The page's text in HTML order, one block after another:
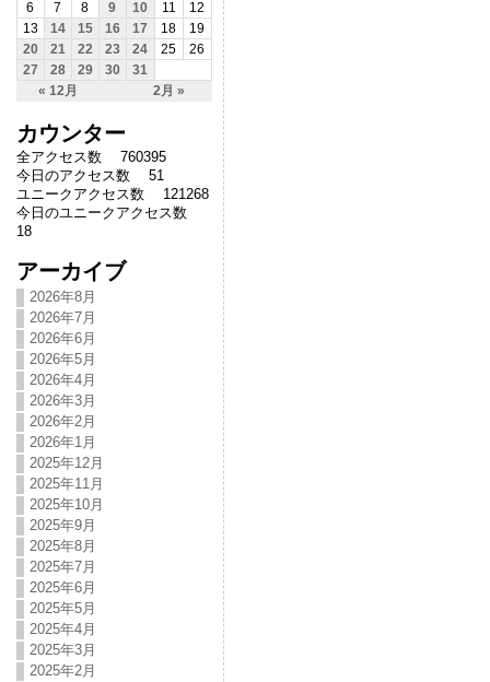
« 12月 2月 »
6
7 8 9 10 11
12
13
14 15 16 17 18
19
20
21 22 23 24 25
26
27
28 29 30 31
カウンター
全アクセス数 760395
今日のアクセス数 51
ユニークアクセス数 121268
今日のユニークアクセス数
18
アーカイブ
2026年8月
2026年7月
2026年6月
2026年5月
2026年4月
2026年3月
2026年2月
2026年1月
2025年12月
2025年11月
2025年10月
2025年9月
2025年8月
2025年7月
2025年6月
2025年5月
2025年4月
2025年3月
2025年2月